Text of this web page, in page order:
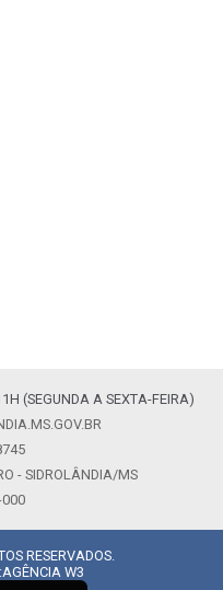
(SEGUNDA A SEXTA-FEIRA)
- SIDROLÂNDIA/MS
000
RESERVADOS.
AGÊNCIA W3